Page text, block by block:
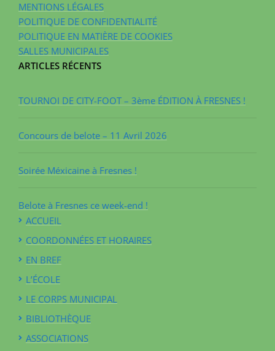
MENTIONS LÉGALES
POLITIQUE DE CONFIDENTIALITÉ
POLITIQUE EN MATIÈRE DE COOKIES
SALLES MUNICIPALES
ARTICLES RÉCENTS
TOURNOI DE CITY-FOOT – 3ème ÉDITION À FRESNES !
Concours de belote – 11 Avril 2026
Soirée Méxicaine à Fresnes !
Belote à Fresnes ce week-end !
ACCUEIL
COORDONNÉES ET HORAIRES
EN BREF
L’ÉCOLE
LE CORPS MUNICIPAL
BIBLIOTHÈQUE
ASSOCIATIONS